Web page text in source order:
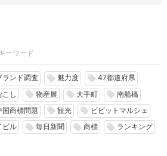
ーワード
ランド調査 local_offer 魅力度 local_offer 47都道府県
こし local_offer 物産展 local_offer 大手町 local_offer 南船橋
国商標問題 local_offer 観光 local_offer ビビットマルシェ
ビル local_offer 毎日新聞 local_offer 商標 local_offer ランキング